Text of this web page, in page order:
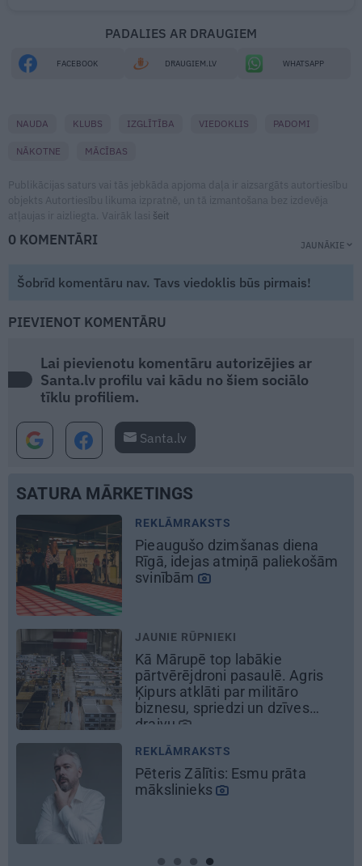
PADALIES AR DRAUGIEM
FACEBOOK DRAUGIEM.LV WHATSAPP
NAUDA KLUBS IZGLĪTĪBA VIEDOKLIS PADOMI
NĀKOTNE MĀCĪBAS
Publikācijas saturs vai tās jebkāda apjoma daļa ir aizsargāts autortiesību
objekts Autortiesību likuma izpratnē, un tā izmantošana bez izdevēja
atļaujas ir aizliegta. Vairāk lasi šeit
0 KOMENTĀRI JAUNĀKIE
Šobrīd komentāru nav. Tavs viedoklis būs pirmais!
PIEVIENOT KOMENTĀRU
Lai pievienotu komentāru autorizējies ar
Santa.lv profilu vai kādu no šiem sociālo
tīklu profiliem.
Santa.lv
SATURA MĀRKETINGS
REKLĀMRAKSTS
Kāpēc tieši tagad ir labākais
laiks doties uz Pakrojas muižas
Ziedu festivālu?
REKLĀMRAKSTS
Daugaviņš par mīlestību pret
Mercedesunkosmisko jaunā
elektroauto pieredzi
REKLĀMRAKSTS
Kamēr dāmas bauda miljoniem
ziedu skaistumu, kungi atklāj